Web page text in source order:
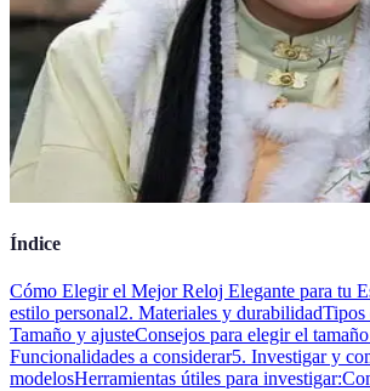
Índice
Cómo Elegir el Mejor Reloj Elegante para tu
estilo personal2. Materiales y durabilidadTipos
Tamaño y ajusteConsejos para elegir el
Funcionalidades a considerar5. Investigar y
modelosHerramientas útiles para investigar: